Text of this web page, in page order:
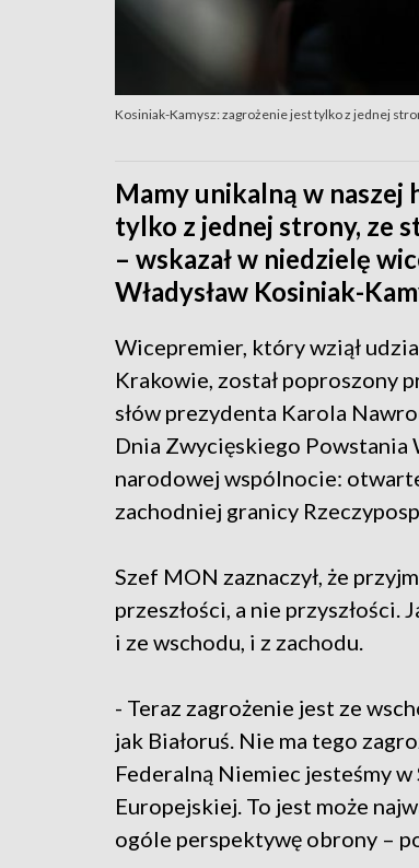
Kosiniak-Kamysz: zagrożenie jest tylko z jednej
Mamy unikalną w
tylko z jednej strony, ze
– wskazał w niedzielę
Władysław Kosiniak-
Wicepremier, który wziął
Krakowie, został poproszony
słów prezydenta Karola
Dnia Zwycięskiego
narodowej wspólnocie:
zachodniej granicy
Szef MON zaznaczył, że
przeszłości, a nie przyszłości.
i ze wschodu, i z zachodu.
- Teraz zagrożenie jest ze
jak Białoruś. Nie ma tego
Federalną Niemiec jesteśmy
Europejskiej. To jest może
ogóle perspektywę obrony –